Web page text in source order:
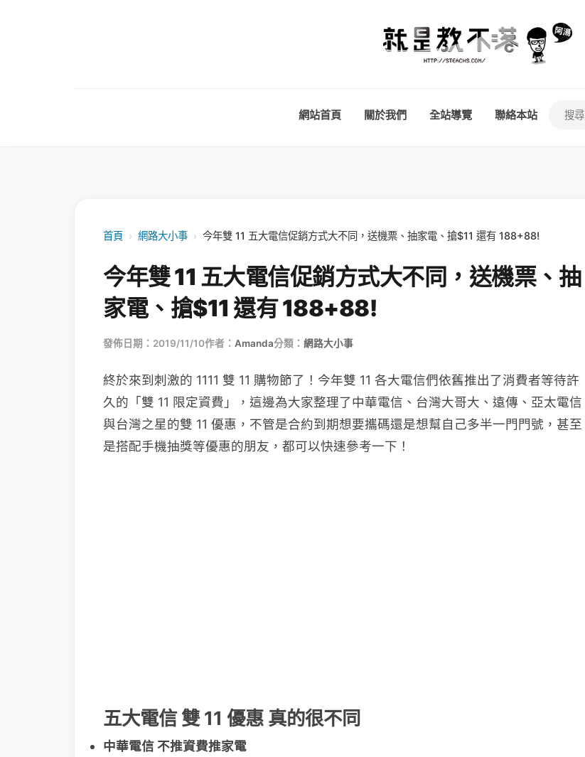
網站首頁 關於我們 全站導覽 聯絡本站
首頁 › 網路大小事 › 今年雙 11 五大電信促銷方式大不同，送機票、抽家電、搶$11 還有 188+88!
今年雙 11 五大電信促銷方式大不同，送機票、抽
家電、搶$11 還有 188+88!
發佈日期：2019/11/10作者： Amanda分類： 網路大小事
終於來到刺激的 1111 雙 11 購物節了！今年雙 11 各大電信們依舊推出了消費者等待許
久的「雙 11 限定資費」，這邊為大家整理了中華電信、台灣大哥大、遠傳、亞太電信
與台灣之星的雙 11 優惠，不管是合約到期想要攜碼還是想幫自己多半一門門號，甚至
是搭配手機抽獎等優惠的朋友，都可以快速參考一下！
五大電信 雙 11 優惠 真的很不同
中華電信 不推資費推家電